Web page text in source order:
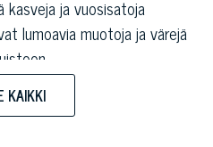
kasveja ja vuosisatoja
lumoavia muotoja ja värejä
on hiljattain remontoitu
KAIKKI